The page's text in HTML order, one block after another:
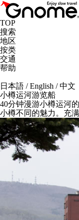
TOP
搜索
地区
按类
交通
帮助
日本語 /English /中文
小樽运河游览船
40分钟漫游小樽运河
小樽不同的魅力。充